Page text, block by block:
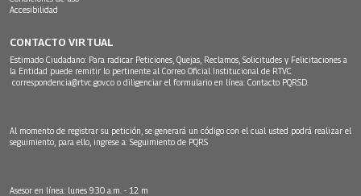
Accesibilidad
CONTACTO VIRTUAL
Estimado Ciudadano: Para radicar Peticiones, Quejas, Reclamos, Solicitudes y Felicitaciones a
la Entidad puede remitir lo pertinente al Correo Oficial Institucional de RTVC
correspondencia@rtvc.gov.co o diligenciar el formulario en línea: Contacto PQRSD.
Al momento de registrar su petición, se generará un código con el cual usted podrá realizar el
seguimiento, para ello, ingrese a: Seguimiento de PQRS
Asesor en línea: lunes 9:30 a.m. - 12 m